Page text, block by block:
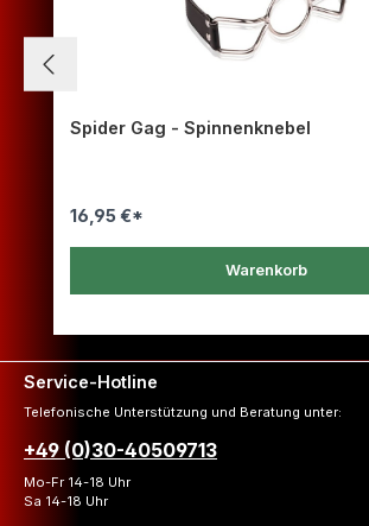
Spider Gag - Spinnenknebel
16,95 €*
Warenkorb
Service-Hotline
Telefonische Unterstützung und Beratung unter:
+49 (0)30-40509713
Mo-Fr 14-18 Uhr
Sa 14-18 Uhr